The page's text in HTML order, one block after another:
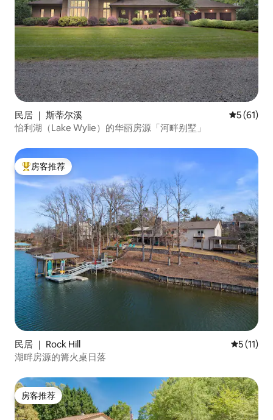
民居 ｜ 斯蒂尔溪 平均评分
5 (61)
怡利湖（Lake Wylie）的华丽房源「河畔别墅」
热门「房客推荐」
房客推荐
民居 ｜ Rock Hill 平均评分
5 (11)
湖畔房源的篝火桌日落
房客推荐
房客推荐